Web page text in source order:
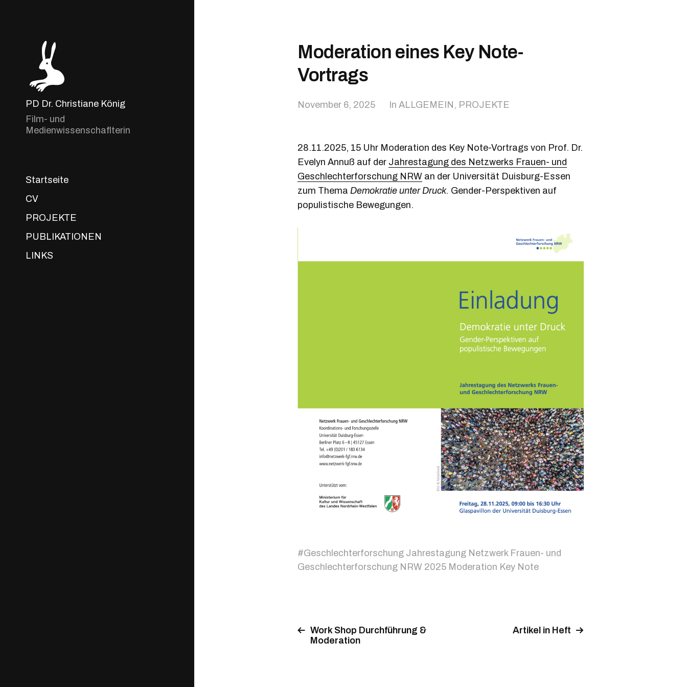
PD Dr. Christiane König
Film- und
Medienwissenschaflterin
Startseite
CV
PROJEKTE
PUBLIKATIONEN
LINKS
Moderation eines Key Note-
Vortrags
November 6, 2025 In ALLGEMEIN , PROJEKTE
28.11.2025, 15 Uhr Moderation des Key Note-Vortrags von Prof. Dr.
Evelyn Annuß auf der Jahrestagung des Netzwerks Frauen- und
Geschlechterforschung NRW an der Universität Duisburg-Essen
zum Thema Demokratie unter Druck. Gender-Perspektiven auf
populistische Bewegungen.
#Geschlechterforschung Jahrestagung Netzwerk Frauen- und
Geschlechterforschung NRW 2025 Moderation Key Note
Work Shop Durchführung &
Moderation
Artikel in Heft